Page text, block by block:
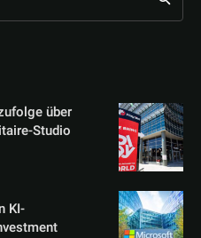
über
Studio
KI-